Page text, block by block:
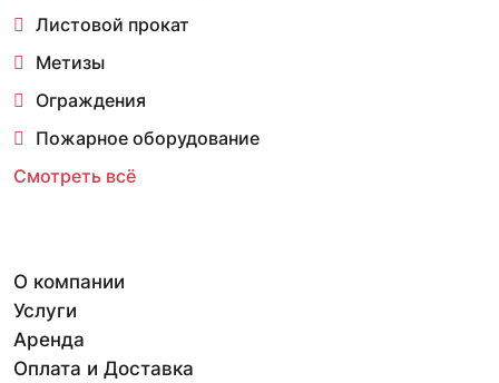
Листовой прокат
Метизы
Ограждения
Пожарное оборудование
Смотреть всё
О компании
Услуги
Аренда
Оплата и Доставка